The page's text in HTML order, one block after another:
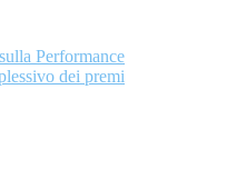
Performance
dei premi